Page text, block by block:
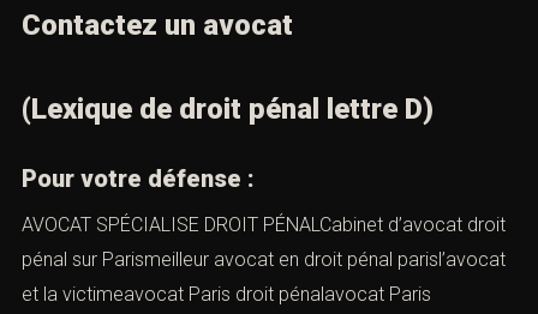
Contactez un avocat
(Lexique de droit pénal lettre D)
Pour votre défense :
AVOCAT SPÉCIALISE DROIT PÉNALCabinet d’avocat droit
pénal sur Parismeilleur avocat en droit pénal parisl’avocat
et la victimeavocat Paris droit pénalavocat Paris